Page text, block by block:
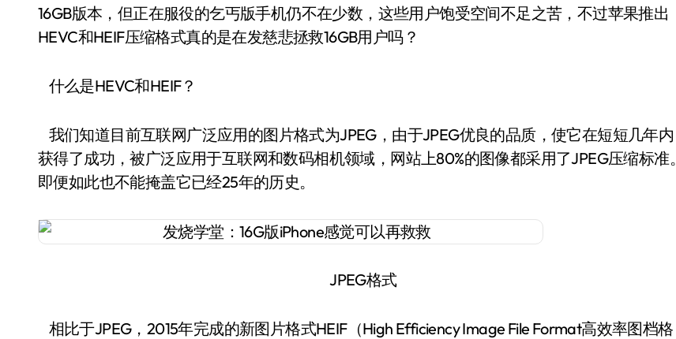
16GB版本，但正在服役的乞丐版手机仍不在少数，这些用户饱受空间不足之苦，不过苹果推出
HEVC和HEIF压缩格式真的是在发慈悲拯救16GB用户吗？
什么是HEVC和HEIF？
我们知道目前互联网广泛应用的图片格式为JPEG，由于JPEG优良的品质，使它在短短几年内
获得了成功，被广泛应用于互联网和数码相机领域，网站上80%的图像都采用了JPEG压缩标准。
即便如此也不能掩盖它已经25年的历史。
JPEG格式
相比于JPEG，2015年完成的新图片格式HEIF（High Efficiency Image File Format高效率图档格